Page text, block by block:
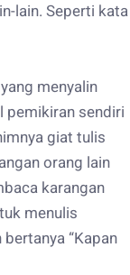
lain. Seperti kata
menyalin
pemikiran sendiri
giat tulis
orang lain
karangan
menulis
“Kapan